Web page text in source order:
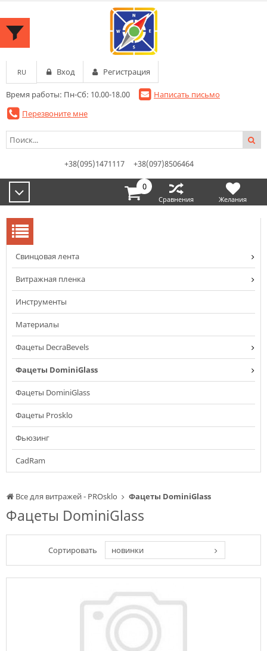
КАТЕГОРИИ
Cвинцовая лента
Витражная пленка
Инструменты
Материалы
Фацеты DecraBevels
Фацеты DominiGlass
Фацеты DominiGlass
Фацеты Prosklo
Фьюзинг
CadRam
Все для витражей - PROsklo Фацеты DominiGlass
Фацеты DominiGlass
Сортировать новинки
Время работы: Пн-Сб: 10.00-18.00
Написать письмо
Перезвоните мне
RU Вход Регистрация
+38(095)1471117 +38(097)8506464
0
Сравнения Желания